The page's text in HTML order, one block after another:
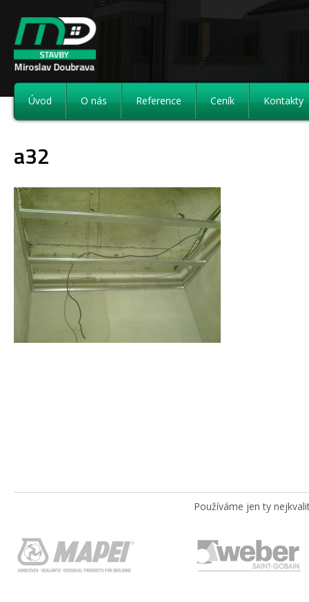
Úvod O nás Reference Ceník Kontakty
a32
Používáme jen ty